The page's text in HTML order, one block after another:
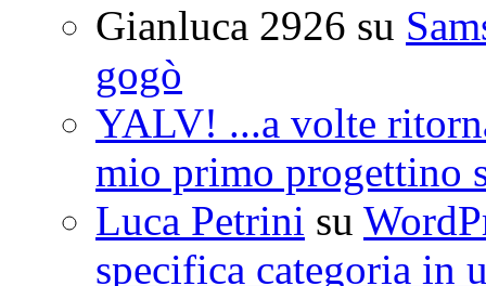
Gianluca 2926 su
gogò
YALV! ...a volte
mio primo progettino
Luca Petrini su
specifica categoria in